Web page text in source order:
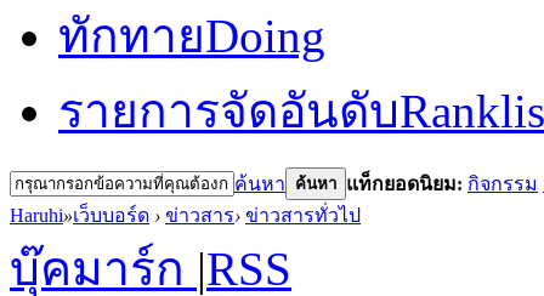
ทักทายDoing
รายการจัดอันดับ
ค้นหา ค้นหา แท็กยอดนิยม: กิจกรรม
Haruhi»เว็บบอร์ด › ข่าวสาร› ข่าวสารทั่วไป
บุ๊คมาร์ก |RSS